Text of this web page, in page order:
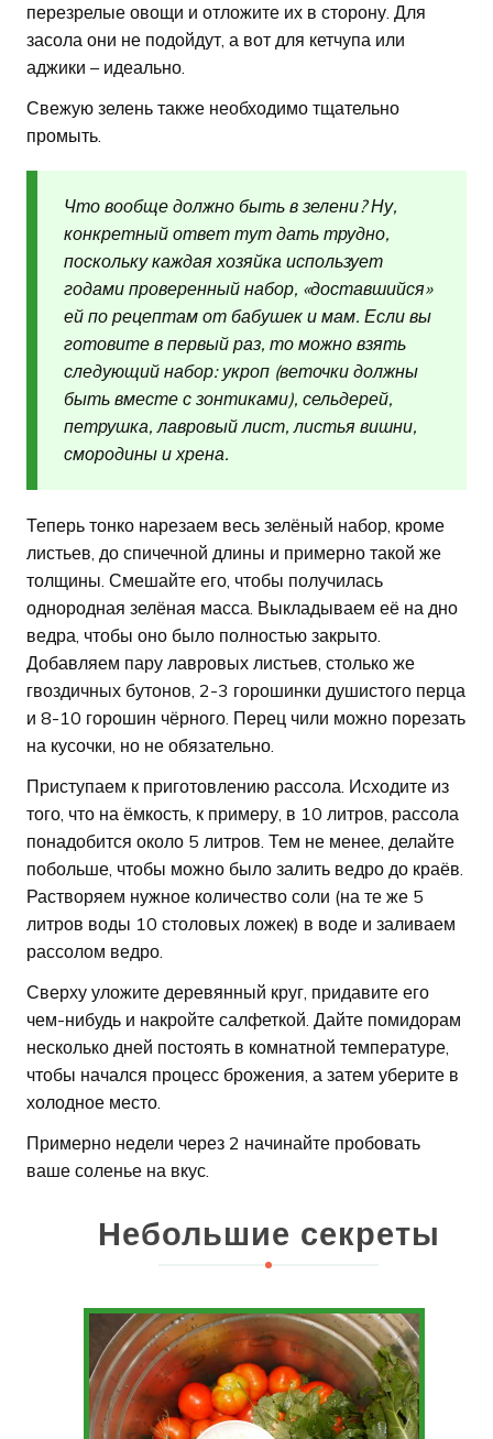
перезрелые овощи и отложите их в сторону. Для
засола они не подойдут, а вот для кетчупа или
аджики – идеально.
Свежую зелень также необходимо тщательно
промыть.
Что вообще должно быть в зелени? Ну,
конкретный ответ тут дать трудно,
поскольку каждая хозяйка использует
годами проверенный набор, «доставшийся»
ей по рецептам от бабушек и мам. Если вы
готовите в первый раз, то можно взять
следующий набор: укроп (веточки должны
быть вместе с зонтиками), сельдерей,
петрушка, лавровый лист, листья вишни,
смородины и хрена.
Теперь тонко нарезаем весь зелёный набор, кроме
листьев, до спичечной длины и примерно такой же
толщины. Смешайте его, чтобы получилась
однородная зелёная масса. Выкладываем её на дно
ведра, чтобы оно было полностью закрыто.
Добавляем пару лавровых листьев, столько же
гвоздичных бутонов, 2-3 горошинки душистого перца
и 8-10 горошин чёрного. Перец чили можно порезать
на кусочки, но не обязательно.
Приступаем к приготовлению рассола. Исходите из
того, что на ёмкость, к примеру, в 10 литров, рассола
понадобится около 5 литров. Тем не менее, делайте
побольше, чтобы можно было залить ведро до краёв.
Растворяем нужное количество соли (на те же 5
литров воды 10 столовых ложек) в воде и заливаем
рассолом ведро.
Сверху уложите деревянный круг, придавите его
чем-нибудь и накройте салфеткой. Дайте помидорам
несколько дней постоять в комнатной температуре,
чтобы начался процесс брожения, а затем уберите в
холодное место.
Примерно недели через 2 начинайте пробовать
ваше соленье на вкус.
Небольшие секреты